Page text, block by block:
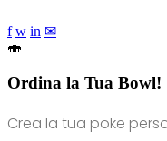
f w in ✉
🍣
Ordina la Tua Bowl!
Crea la tua poke